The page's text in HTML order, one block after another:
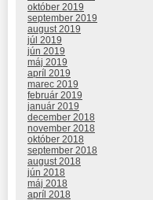
október 2019
september 2019
august 2019
júl 2019
jún 2019
máj 2019
apríl 2019
marec 2019
február 2019
január 2019
december 2018
november 2018
október 2018
september 2018
august 2018
jún 2018
máj 2018
apríl 2018